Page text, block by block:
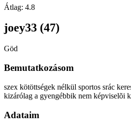
Átlag: 4.8
joey33 (47)
Göd
Bemutatkozásom
szex kötöttségek nélkül sportos srác
kizárólag a gyengébbik nem képviselõi
Adataim